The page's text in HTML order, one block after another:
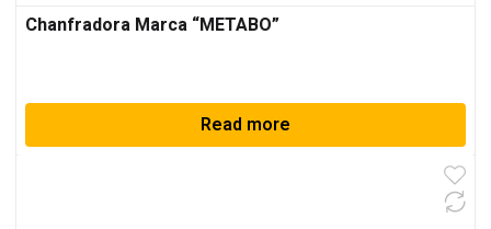
Chanfradora Marca “METABO”
Read more